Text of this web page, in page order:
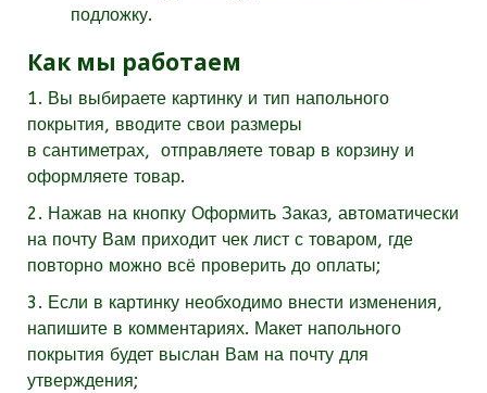
подложку.
Как мы работаем
1. Вы выбираете картинку и тип напольного
покрытия, вводите свои размеры
в сантиметрах, отправляете товар в корзину и
оформляете товар.
2. Нажав на кнопку Оформить Заказ, автоматически
на почту Вам приходит чек лист с товаром, где
повторно можно всё проверить до оплаты;
3. Если в картинку необходимо внести изменения,
напишите в комментариях. Макет напольного
покрытия будет выслан Вам на почту для
утверждения;